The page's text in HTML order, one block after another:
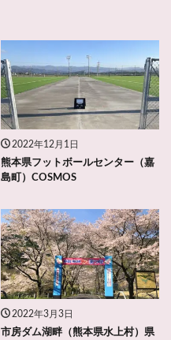
2022年12月1日
熊本県フットボールセンター（嘉
島町）COSMOS
2022年3月3日
市房ダム湖畔（熊本県水上村）県